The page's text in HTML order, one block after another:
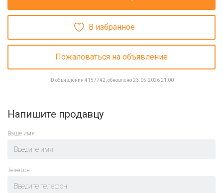
В избранное
Пожаловаться на объявление
ID объявления 4157742, обновлено 23.05.2026 21:00
Напишите продавцу
Ваше имя
Телефон